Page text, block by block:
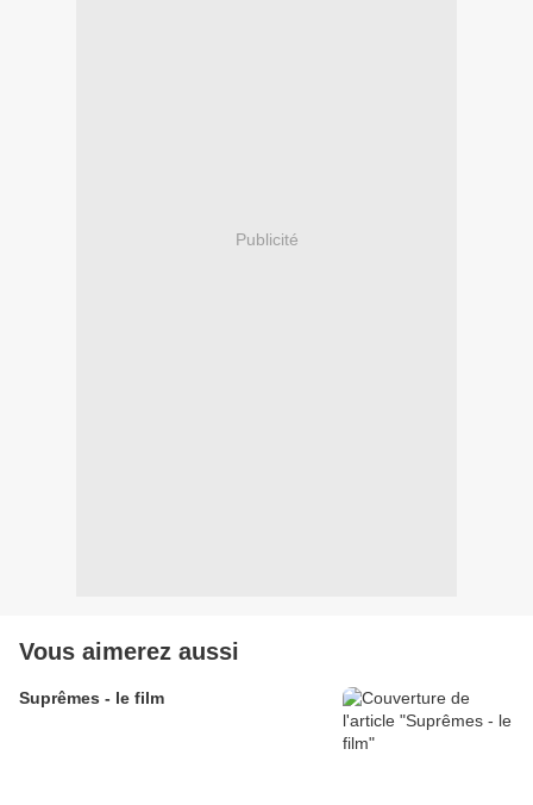
Publicité
Vous aimerez aussi
Suprêmes - le film